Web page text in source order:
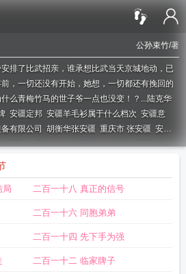
公孙束竹/著
排了比武招亲，谁承想比武当天京城地动，已
，一切还没有开始，她想，一切都还有挽回的
么青梅竹马的世子爷一点也没变！？...陆克华
安疆定邦 安疆羊毛衫属于什么档次 安疆意
有限公司 胡衡华张安疆 重庆市 张安疆 安疆
疆重庆重庆市公安局局长张安疆安思疆科
安疆建筑工程有限公司
52度多少钱瓶安疆高科技有限公司
安疆的意思 安疆羊毛衫厂家在哪里
长张安疆黄瑞雪 张安疆安疆 重庆
安疆科技安疆老窖52度十五年多少钱
局 二百一十八 真正的信号
二百一十六 同胞弟弟
二百一十四 先下手为强
二百一十二 临家牌子